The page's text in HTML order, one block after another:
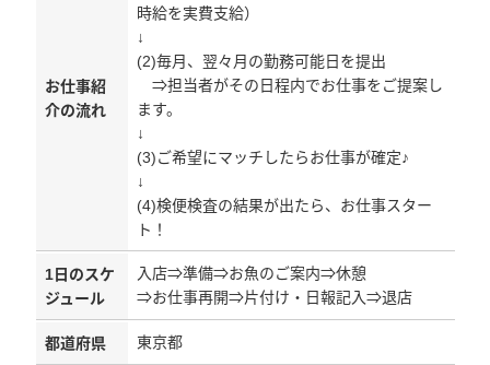
お仕事紹
介の流れ
時給を実費支給）
↓
(2)毎月、翌々月の勤務可能日を提出
⇒担当者がその日程内でお仕事をご提案し
ます。
↓
(3)ご希望にマッチしたらお仕事が確定♪
↓
(4)検便検査の結果が出たら、お仕事スター
ト！
1日のスケ
ジュール
入店⇒準備⇒お魚のご案内⇒休憩
⇒お仕事再開⇒片付け・日報記入⇒退店
都道府県 東京都